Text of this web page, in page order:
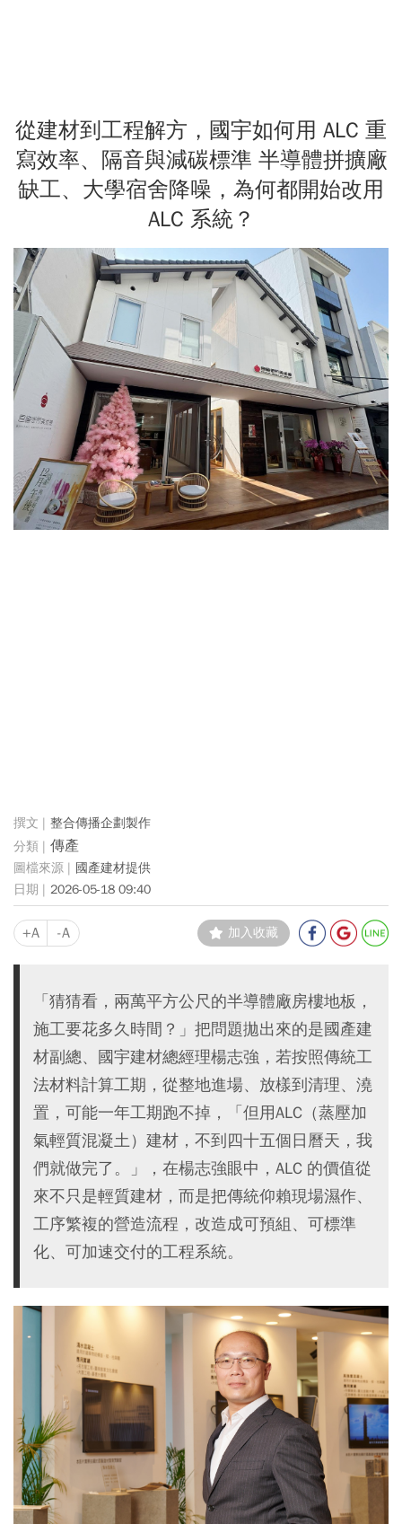
從建材到工程解方，國宇如何用 ALC 重
寫效率、隔音與減碳標準 半導體拼擴廠
缺工、大學宿舍降噪，為何都開始改用
ALC 系統？
整合傳播企劃製作
傳產
國產建材提供
2026-05-18 09:40
+A -A 加入收藏
「猜猜看，兩萬平方公尺的半導體廠房樓地板，
施工要花多久時間？」把問題拋出來的是國產建
材副總、國宇建材總經理楊志強，若按照傳統工
法材料計算工期，從整地進場、放樣到清理、澆
置，可能一年工期跑不掉，「但用ALC（蒸壓加
氣輕質混凝土）建材，不到四十五個日曆天，我
們就做完了。」，在楊志強眼中，ALC 的價值從
來不只是輕質建材，而是把傳統仰賴現場濕作、
工序繁複的營造流程，改造成可預組、可標準
化、可加速交付的工程系統。